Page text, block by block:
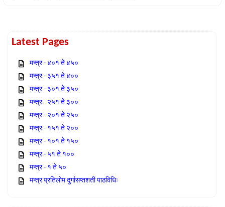
Latest Pages
मन्त्र - ४०१ ते ४५०
मन्त्र - ३५१ ते ४००
मन्त्र - ३०१ ते ३५०
मन्त्र - २५१ ते ३००
मन्त्र - २०१ ते २५०
मन्त्र - १५१ ते २००
मन्त्र - १०१ ते १५०
मन्त्र - ५१ ते १००
मन्त्र - १ ते ५०
मन्त्र प्रतिलोम दुर्गासप्तशती पाठविधिः